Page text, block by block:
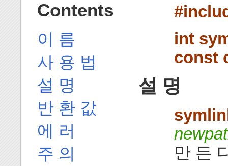
int
const
설 명
만 든
Contents
이 름
사 용 법
설 명
반 환 값
에 러
주 의